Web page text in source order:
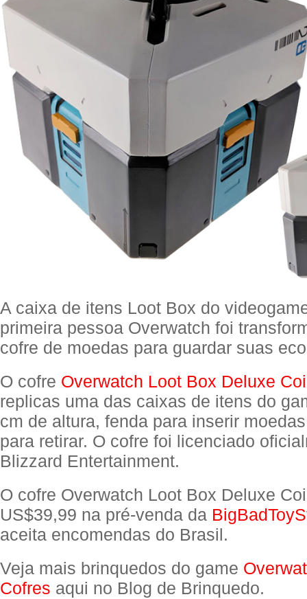
A caixa de itens Loot Box do
primeira pessoa Overwatch foi
cofre de moedas para guardar suas
O cofre Overwatch Loot Box Deluxe
replicas uma das caixas de itens do
cm de altura, fenda para inserir
para retirar. O cofre foi licenciado
Blizzard Entertainment.
O cofre Overwatch Loot Box Deluxe
US$39,99 na pré-venda da
aceita encomendas do Brasil.
Veja mais brinquedos do game
Cofres aqui no Blog de Brinquedo.